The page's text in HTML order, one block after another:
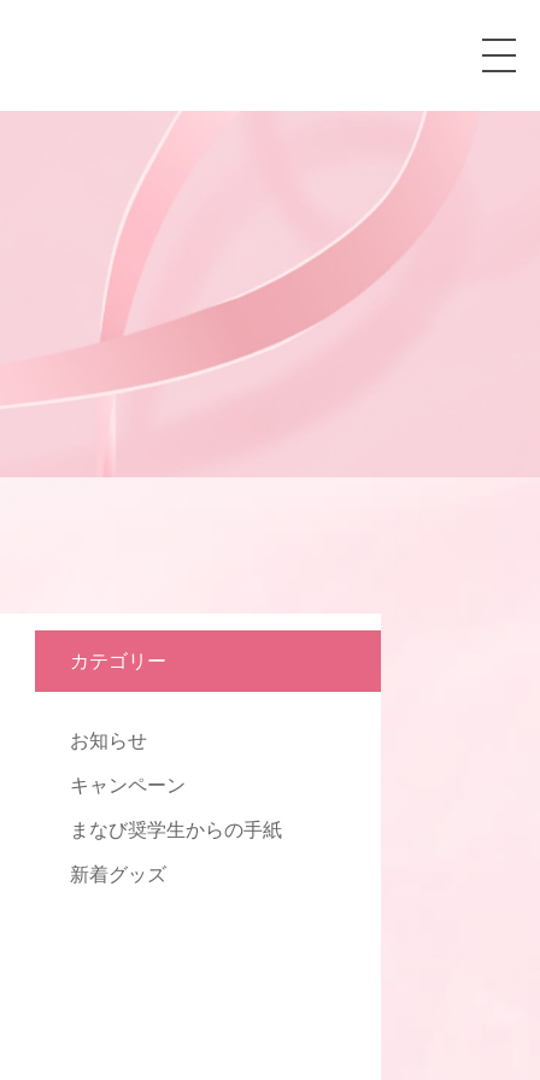
カテゴリー
お知らせ
キャンペーン
まなび奨学生からの手紙
新着グッズ